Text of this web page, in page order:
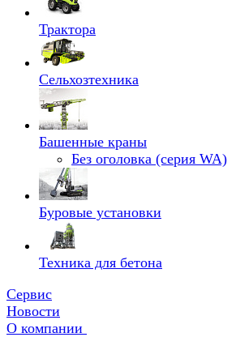
Трактора
Сельхозтехника
Башенные краны
Без оголовка (серия WA)
Буровые установки
Техника для бетона
Сервис
Новости
О компании